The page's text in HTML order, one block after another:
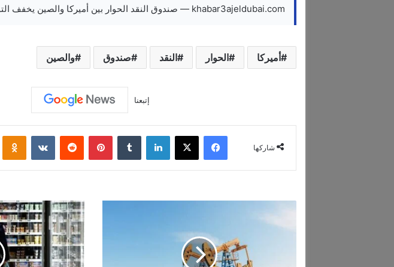
khabar3ajeldubai.com — صندوق النقد الحوار بين أميركا والصين يخفف التوتر ويدعم الاقتصاد العالمي
أميركا الحوار النقد صندوق والصين
إتبعنا
شاركها
فيسبوك ‫X لينكدإن ‏Tumblr بينتيريست ‏Reddit
‏VKontakte
Odnoklassniki
ت
ر
ج
ع